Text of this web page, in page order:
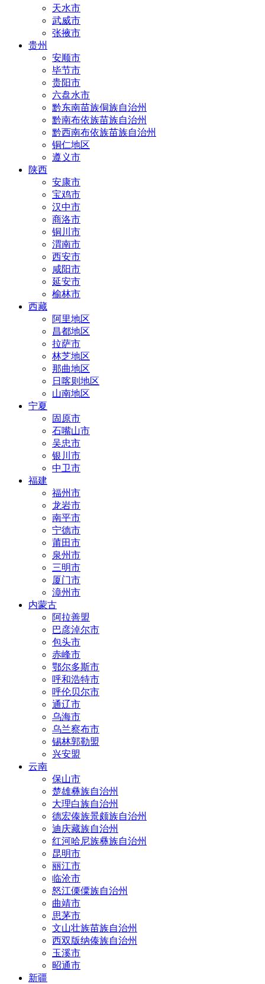
天水市
武威市
张掖市
贵州
安顺市
毕节市
贵阳市
六盘水市
黔东南苗族侗族自治州
黔南布依族苗族自治州
黔西南布依族苗族自治州
铜仁地区
遵义市
陕西
安康市
宝鸡市
汉中市
商洛市
铜川市
渭南市
西安市
咸阳市
延安市
榆林市
西藏
阿里地区
昌都地区
拉萨市
林芝地区
那曲地区
日喀则地区
山南地区
宁夏
固原市
石嘴山市
吴忠市
银川市
中卫市
福建
福州市
龙岩市
南平市
宁德市
莆田市
泉州市
三明市
厦门市
漳州市
内蒙古
阿拉善盟
巴彦淖尔市
包头市
赤峰市
鄂尔多斯市
呼和浩特市
呼伦贝尔市
通辽市
乌海市
乌兰察布市
锡林郭勒盟
兴安盟
云南
保山市
楚雄彝族自治州
大理白族自治州
德宏傣族景颇族自治州
迪庆藏族自治州
红河哈尼族彝族自治州
昆明市
丽江市
临沧市
怒江傈僳族自治州
曲靖市
思茅市
文山壮族苗族自治州
西双版纳傣族自治州
玉溪市
昭通市
新疆